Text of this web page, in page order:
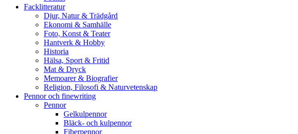
Facklitteratur
Djur, Natur & Trädgård
Ekonomi & Samhälle
Foto, Konst & Teater
Hantverk & Hobby
Historia
Hälsa, Sport & Fritid
Mat & Dryck
Memoarer & Biografier
Religion, Filosofi & Naturvetenskap
Pennor och finewriting
Pennor
Gelkulpennor
Bläck- och kulpennor
Fiberpennor